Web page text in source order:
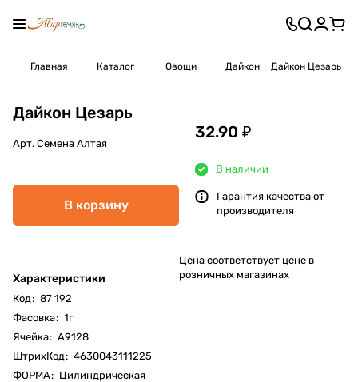
Главная Каталог Овощи Дайкон Дайкон Цезарь
Дайкон Цезарь
Арт. Семена Алтая
В корзину
Характеристики
Код: 87 192
Фасовка: 1г
Ячейка: А9128
ШтрихКод: 4630043111225
ФОРМА: Цилиндрическая
32.90 ₽
В наличии
Гарантия качества от
производителя
Цена соответствует цене в
розничных магазинах